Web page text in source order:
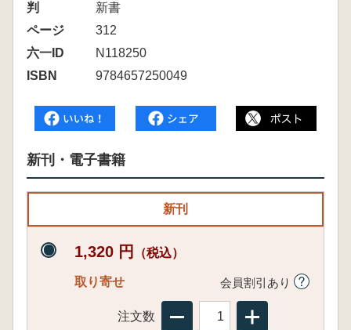
判
新書
ページ
312
六一ID
N118250
ISBN
9784657250049
新刊・電子書籍
新刊
1,320 円 （税込）
取り寄せ 会員割引あり
注文数